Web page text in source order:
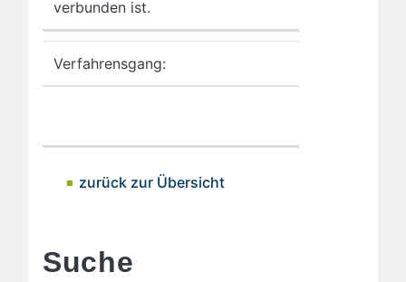
verbunden ist.
Verfahrensgang:
zurück zur Übersicht
Suche